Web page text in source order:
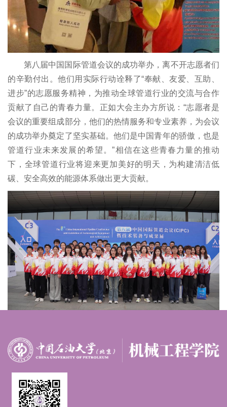
第八届中国国际管道会议的成功举办，离不开志愿者们
的辛勤付出。他们用实际行动诠释了“奉献、友爱、互助、
进步”的志愿服务精神，为推动全球管道行业的交流与合作
贡献了自己的青春力量。正如大会主办方所说：“志愿者是
会议的重要组成部分，他们的热情服务和专业素养，为会议
的成功举办奠定了坚实基础。他们是中国青年的骄傲，也是
管道行业未来发展的希望。”相信在这些青春力量的推动
下，全球管道行业将迎来更加美好的明天，为构建清洁低
碳、安全高效的能源体系做出更大贡献。